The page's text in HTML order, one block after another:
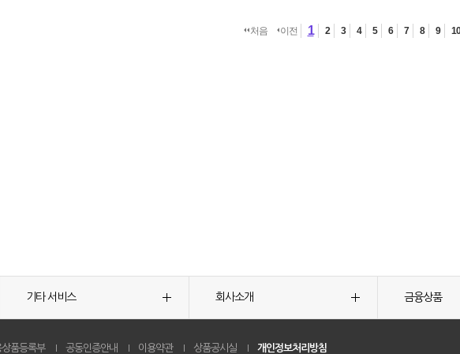
처음 이전 1 2 3 4 5 6 7 8 9 10
기타 서비스 회사소개 금융상품
품등록부 공동인증안내 이용약관 상품공시실 개인정보처리방침